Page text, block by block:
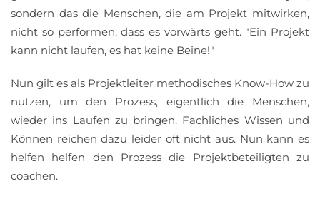
sondern das die Menschen, die am Projekt mitwirken,
nicht so performen, dass es vorwärts geht. "Ein Projekt
kann nicht laufen, es hat keine Beine!"
Nun gilt es als Projektleiter methodisches Know-How zu
nutzen, um den Prozess, eigentlich die Menschen,
wieder ins Laufen zu bringen. Fachliches Wissen und
Können reichen dazu leider oft nicht aus. Nun kann es
helfen helfen den Prozess die Projektbeteiligten zu
coachen.